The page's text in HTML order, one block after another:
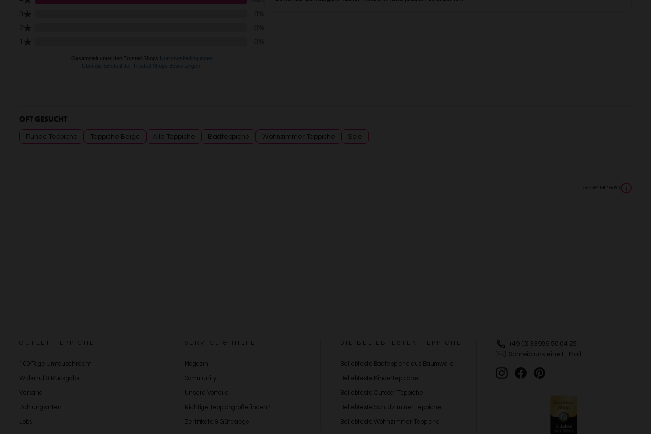
OFT GESUCHT
Runde Teppiche Teppiche Beige Alle Teppiche Badteppiche Wohnzimmer Teppiche Sale
GPSR Hinweis i
OUTLET TEPPICHE
100-Tage Umtauschrecht
Widerruf & Rückgabe
Versand
Zahlungsarten
Jobs
SERVICE & HILFE
Magazin
Community
Unsere Vorteile
Richtige Teppichgröße finden?
Zertifikate & Gütesiegel
DIE BELIEBTESTEN TEPPICHE
Beliebteste Badteppiche aus Baumwolle
Beliebteste Kinderteppiche
Beliebteste Outdoor Teppiche
Beliebteste Schlafzimmer Teppiche
Beliebteste Wohnzimmer Teppiche
+49 (0) 33986 50 04 25
Schreib uns eine E-Mail
Instagram
FacebookPinterest